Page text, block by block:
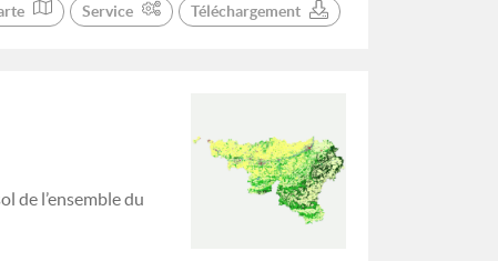
Service Téléchargement
de l’ensemble du